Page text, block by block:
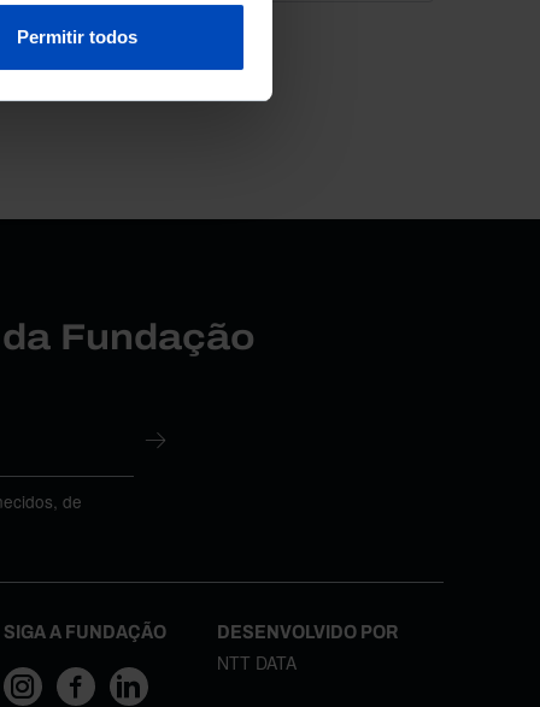
Permitir todos
Fundação
de
SIGA A FUNDAÇÃO DESENVOLVIDO POR
NTT DATA